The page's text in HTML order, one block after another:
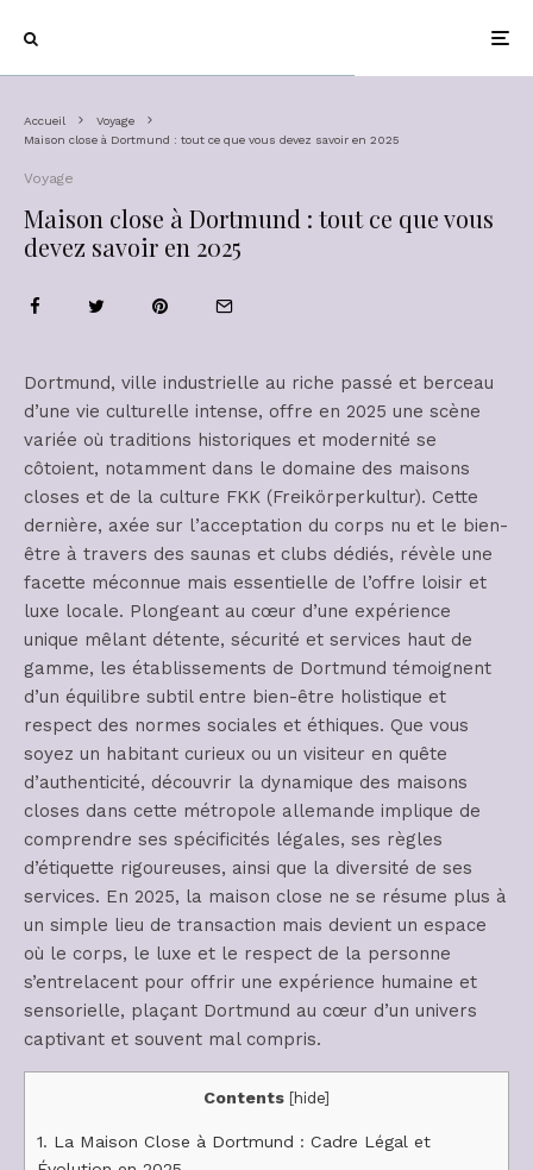
Accueil
Voyage
Maison close à Dortmund : tout ce que vous devez savoir en 2025
Voyage
Maison close à Dortmund : tout ce que vous
devez savoir en 2025
Dortmund, ville industrielle au riche passé et berceau
d’une vie culturelle intense, offre en 2025 une scène
variée où traditions historiques et modernité se
côtoient, notamment dans le domaine des maisons
closes et de la culture FKK (Freikörperkultur). Cette
dernière, axée sur l’acceptation du corps nu et le bien-
être à travers des saunas et clubs dédiés, révèle une
facette méconnue mais essentielle de l’offre loisir et
luxe locale. Plongeant au cœur d’une expérience
unique mêlant détente, sécurité et services haut de
gamme, les établissements de Dortmund témoignent
d’un équilibre subtil entre bien-être holistique et
respect des normes sociales et éthiques. Que vous
soyez un habitant curieux ou un visiteur en quête
d’authenticité, découvrir la dynamique des maisons
closes dans cette métropole allemande implique de
comprendre ses spécificités légales, ses règles
d’étiquette rigoureuses, ainsi que la diversité de ses
services. En 2025, la maison close ne se résume plus à
un simple lieu de transaction mais devient un espace
où le corps, le luxe et le respect de la personne
s’entrelacent pour offrir une expérience humaine et
sensorielle, plaçant Dortmund au cœur d’un univers
captivant et souvent mal compris.
Contents [hide]
1. La Maison Close à Dortmund : Cadre Légal et